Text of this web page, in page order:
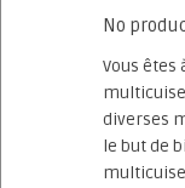
No
Vous
diverses
le but de